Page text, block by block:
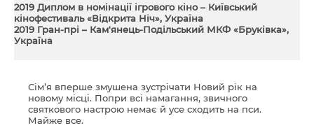
2019 Диплом в номінації ігрового кіно – Київський
кінофестиваль «Відкрита Ніч», Україна
2019 Гран-прі – Кам'янець-Подільський МКФ «Бруківка»,
Україна
Сім’я вперше змушена зустрічати Новий рік на
новому місці. Попри всі намагання, звичного
святкового настрою немає й усе сходить на пси.
Майже все.